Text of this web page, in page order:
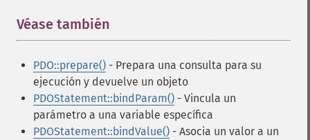
Véase también
PDO::prepare() - Prepara una consulta para su
ejecución y devuelve un objeto
PDOStatement::bindParam() - Vincula un
parámetro a una variable específica
PDOStatement::bindValue() - Asocia un valor a un